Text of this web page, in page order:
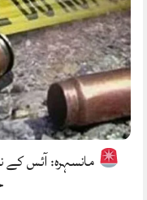
مانسہرہ: آئس